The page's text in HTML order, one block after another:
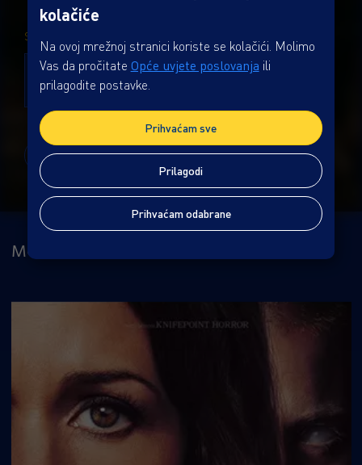
SUTRA, 08.08.
TITL
18:30
Dvorana 1
TITL
20:45
Prikaži ostale dane
MOŽDA ĆE VAS ZANIMATI
kolačiće
Na ovoj mrežnoj stranici koriste se kolačići. Molimo
Vas da pročitate Opće uvjete poslovanja ili
prilagodite postavke.
Prihvaćam odabrane
Prilagodi
Prihvaćam sve